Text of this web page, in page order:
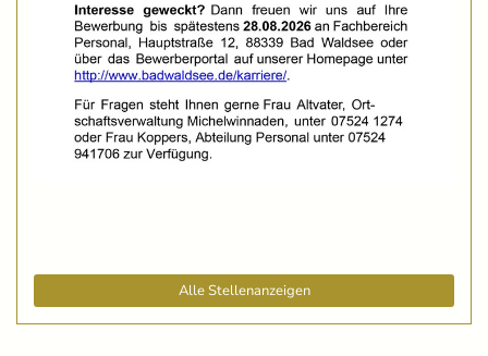
Alle Stellenanzeigen